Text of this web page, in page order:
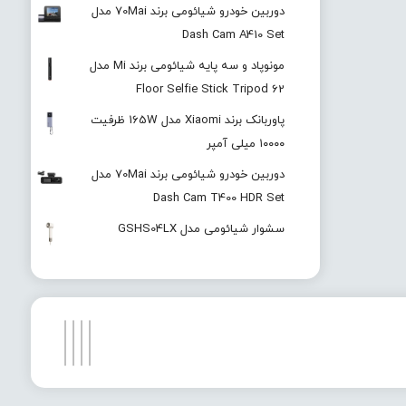
دوربین خودرو شیائومی برند 70Mai مدل
Dash Cam A410 Set
مونوپاد و سه پایه شیائومی برند Mi مدل
Floor Selfie Stick Tripod 62
پاوربانک برند Xiaomi مدل 165W ظرفیت
۱۰۰۰۰ میلی آمپر
دوربین خودرو شیائومی برند 70Mai مدل
Dash Cam T400 HDR Set
سشوار شیائومی مدل GSHS04LX